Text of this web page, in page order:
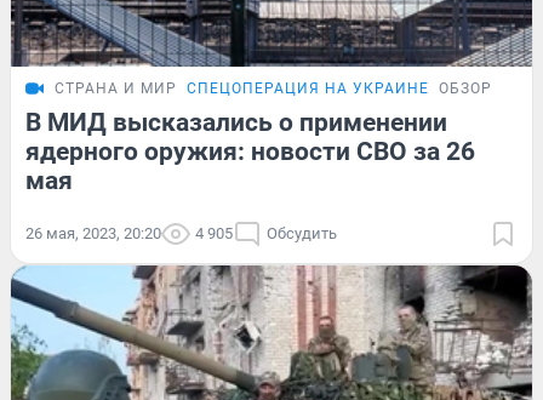
СТРАНА И МИР СПЕЦОПЕРАЦИЯ НА УКРАИНЕ ОБЗОР
В МИД высказались о применении
ядерного оружия: новости СВО за 26
мая
26 мая, 2023, 20:20 4 905 Обсудить